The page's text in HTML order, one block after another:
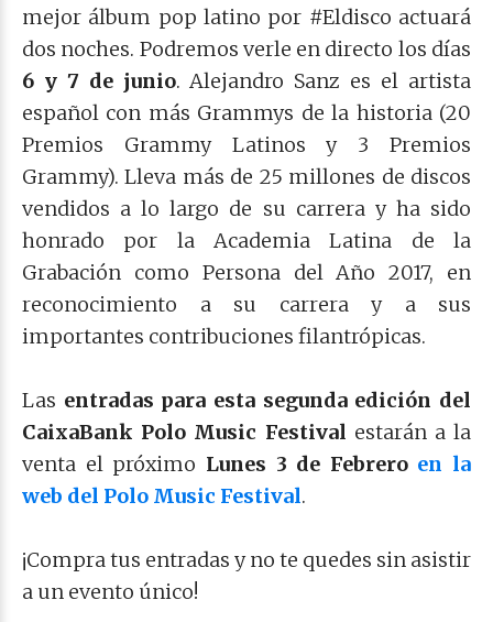
mejor álbum pop latino por #Eldisco actuará
dos noches. Podremos verle en directo los días
6 y 7 de junio. Alejandro Sanz es el artista
español con más Grammys de la historia (20
Premios Grammy Latinos y 3 Premios
Grammy). Lleva más de 25 millones de discos
vendidos a lo largo de su carrera y ha sido
honrado por la Academia Latina de la
Grabación como Persona del Año 2017, en
reconocimiento a su carrera y a sus
importantes contribuciones filantrópicas.
Las entradas para esta segunda edición del
CaixaBank Polo Music Festival estarán a la
venta el próximo Lunes 3 de Febrero en la
web del Polo Music Festival.
¡Compra tus entradas y no te quedes sin asistir
a un evento único!